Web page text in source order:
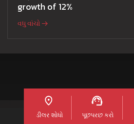
growth of 12%
વધુ વાંચો
ડીલર શોધો પૂછપરછ કરો